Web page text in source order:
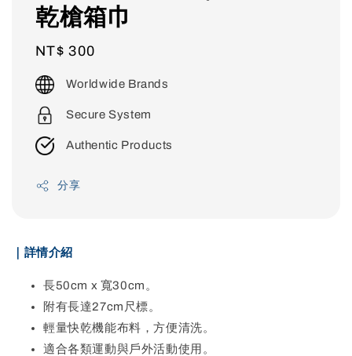
乾槍箱巾
Regular
price
NT$ 300
Worldwide Brands
Secure System
Authentic Products
分享
｜詳情介紹
長50cm x 寬30cm。
附有長達27cm尺標。
輕量快乾機能布料，方便清洗。
適合各類運動與戶外活動使用。